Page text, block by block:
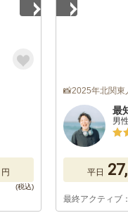
円
📸2025年北関東
最
男
平日
最終アクティブ